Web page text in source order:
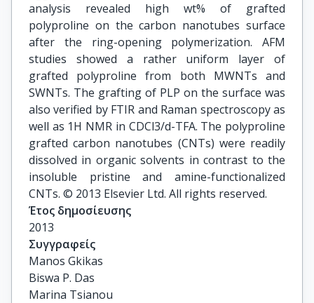
analysis revealed high wt% of grafted
polyproline on the carbon nanotubes surface
after the ring-opening polymerization. AFM
studies showed a rather uniform layer of
grafted polyproline from both MWNTs and
SWNTs. The grafting of PLP on the surface was
also verified by FTIR and Raman spectroscopy as
well as 1H NMR in CDCl3/d-TFA. The polyproline
grafted carbon nanotubes (CNTs) were readily
dissolved in organic solvents in contrast to the
insoluble pristine and amine-functionalized
CNTs. © 2013 Elsevier Ltd. All rights reserved.
Έτος δημοσίευσης
2013
Συγγραφείς
Manos Gkikas
Biswa P. Das
Marina Tsianou